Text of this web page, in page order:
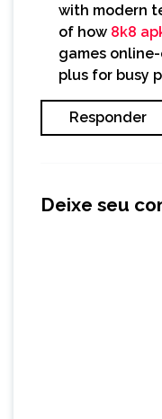
with modern
of how 8k8
games
plus for busy
Responder
Deixe seu